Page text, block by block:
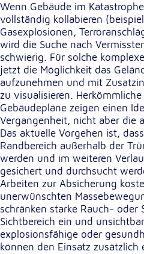
Wenn Gebäude im
vollständig kollabieren
Gasexplosionen,
wird die Suche nach
schwierig. Für solche
jetzt die Möglichkeit das
aufzunehmen und mit
zu visualisieren.
Gebäudepläne zeigen einen
Vergangenheit, nicht aber die
Das aktuelle Vorgehen ist,
Randbereich außerhalb der
werden und im weiteren
gesichert und durchsucht
Arbeiten zur Absicherung
unerwünschten
schränken starke Rauch- oder
Sichtbereich ein und
explosionsfähige oder
können den Einsatz zusätzlich
Externe Dienste
Um Inhalte von
Kartendiensten anzeigen
diesen externen Diensten
YouTube
Anbieter:
Google LLC
Zweck:
Einbinden und Anzeigen
Google Maps
Name:
NID